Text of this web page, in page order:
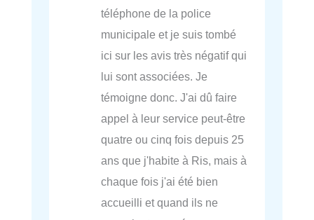
téléphone de la police
municipale et je suis tombé
ici sur les avis très négatif qui
lui sont associées. Je
témoigne donc. J'ai dû faire
appel à leur service peut-être
quatre ou cinq fois depuis 25
ans que j'habite à Ris, mais à
chaque fois j'ai été bien
accueilli et quand ils ne